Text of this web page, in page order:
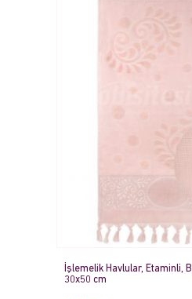
İşlemelik Havlular, Etaminli,
30x50 cm